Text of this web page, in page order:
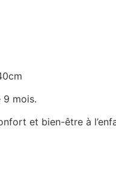
9 mois.
et bien-être à